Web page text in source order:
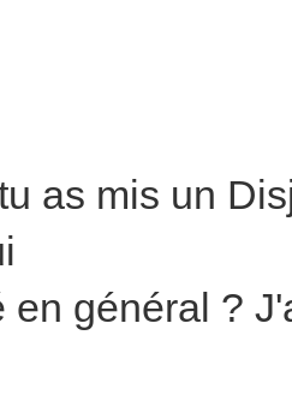
as mis un
en général ?